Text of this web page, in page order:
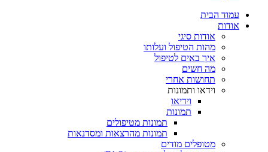
עמוד הבית
אודות
אודות סיגי
מהות הטיפול ועלותו
איך באים לטיפול
מה חשים
תחושות אחרי
וידאו ותמונות
וידיאו
תמונות
תמונות מטיפולים
תמונות מהרצאות ומסדנאות
מטופלים מודים